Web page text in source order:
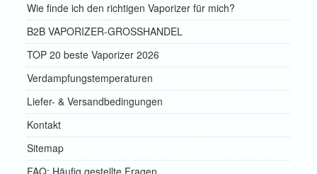
Wie finde ich den richtigen Vaporizer für mich?
B2B VAPORIZER-GROSSHANDEL
TOP 20 beste Vaporizer 2026
Verdampfungstemperaturen
Liefer- & Versandbedingungen
Kontakt
Sitemap
FAQ: Häufig gestellte Fragen